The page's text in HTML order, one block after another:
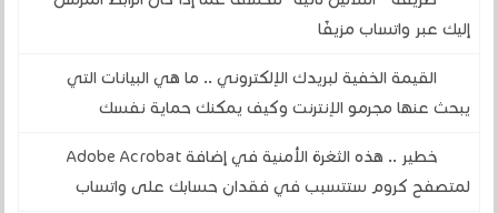
إليك عبر واتساب مزيفًا
القيمة الخفية لبريدك الإلكتروني .. ما هي البيانات التي
يبحث عنها مجرمو الإنترنت وكيف يمكنك حماية نفسك
خطير .. هذه الثغرة الأمنية في إضافة Adobe Acrobat
لمتصفح كروم ستتسبب في فقدان حسابك على واتساب